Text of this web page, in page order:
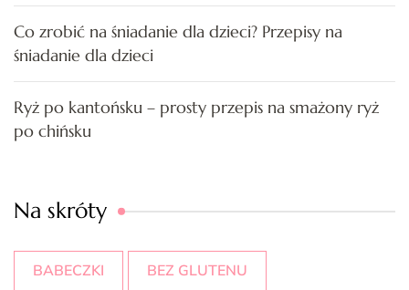
Co zrobić na śniadanie dla dzieci? Przepisy na
śniadanie dla dzieci
Ryż po kantońsku – prosty przepis na smażony ryż
po chińsku
Na skróty
BABECZKI BEZ GLUTENU